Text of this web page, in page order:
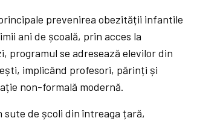
prevenirea obezității infantile
ani de școală, prin acces la
se adresează elevilor din
implicând profesori, părinți și
non-formală modernă.
sute de școli din întreaga țară,